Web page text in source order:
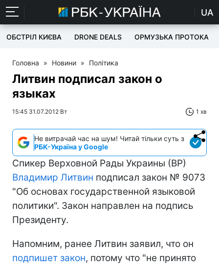
UA
ОБСТРІЛ КИЄВА DRONE DEALS ОРМУЗЬКА ПРОТОКА
Головна » Новини » Політика
Литвин подписал закон о
языках
15:45 31.07.2012 Вт 1 хв
Не витрачай час на шум! Читай тільки суть з
РБК-Україна у Google
Спикер Верховной Рады Украины (ВР)
Владимир Литвин подписал закон № 9073
"Об основах государственной языковой
политики". Закон направлен на подпись
Президенту.
Напомним, ранее Литвин заявил, что он
подпишет закон, потому что "не принято